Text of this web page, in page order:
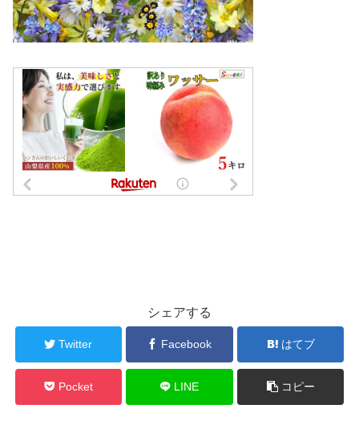
シェアする
Twitter Facebook はてブ
Pocket LINE コピー